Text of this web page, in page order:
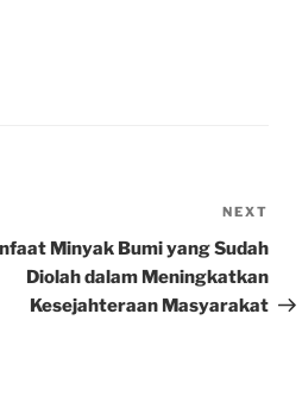
Post
NEXT
Minyak Bumi yang Sudah
Diolah dalam Meningkatkan
Kesejahteraan Masyarakat